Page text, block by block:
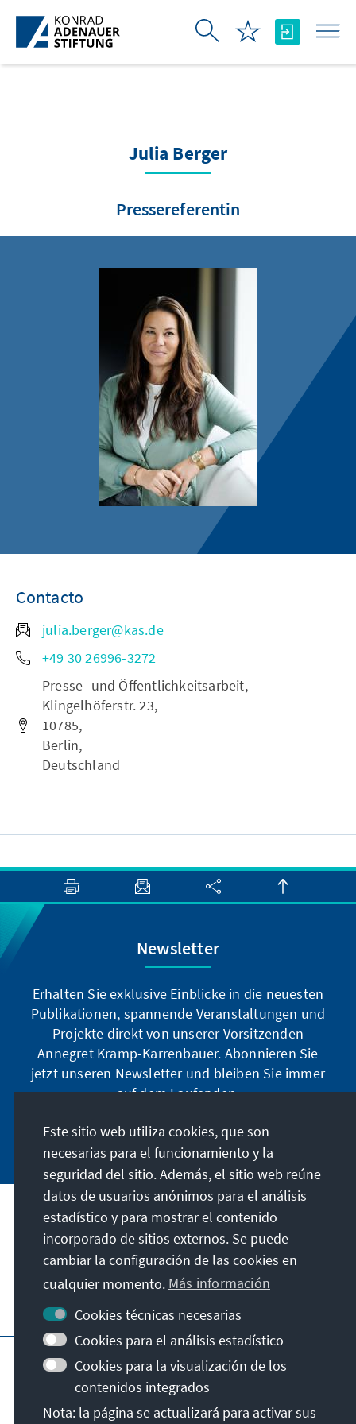
Saltar al contenido principal
Julia Berger
Pressereferentin
Contacto
julia.berger@kas.de
+49 30 26996-3272
Presse- und Öffentlichkeitsarbeit,
Klingelhöferstr. 23,
10785,
Berlin,
Deutschland
Newsletter
Erhalten Sie exklusive Einblicke in die neuesten
Publikationen, spannende Veranstaltungen und
Projekte direkt von unserer Vorsitzenden
Annegret Kramp-Karrenbauer. Abonnieren Sie
jetzt unseren Newsletter und bleiben Sie immer
auf dem Laufenden.
Jetzt abonnieren
Nuestra misión
Contacto
Otras ofertas de la fundación
Pie de imprenta
Condiciones de uso
Declaración sobre accesibilidad
Barriere melden
Mapa del sitio
Este sitio web utiliza cookies, que son
necesarias para el funcionamiento y la
seguridad del sitio. Además, el sitio web reúne
datos de usuarios anónimos para el análisis
estadístico y para mostrar el contenido
incorporado de sitios externos. Se puede
cambiar la configuración de las cookies en
cualquier momento. Más información
Cookies técnicas necesarias
Cookies para el análisis estadístico
Cookies para la visualización de los
contenidos integrados
Nota: la página se actualizará para activar sus